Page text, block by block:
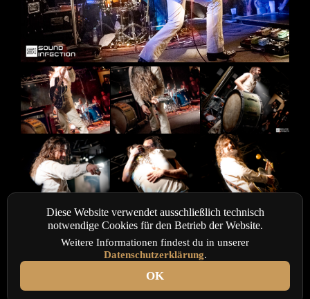
Diese Website verwendet ausschließlich technisch
notwendige Cookies für den Betrieb der Website.
Weitere Informationen findest du in unserer
Datenschutzerklärung.
OK